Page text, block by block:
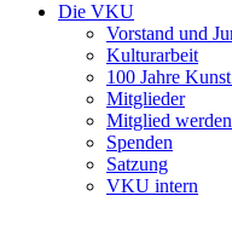
Die VKU
Vorstand und
Kulturarbeit
100 Jahre
Mitglieder
Mitglied werden
Spenden
Satzung
VKU intern